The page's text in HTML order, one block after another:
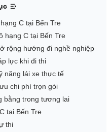
C tại Bến Tre
hạng C tại Bến Tre
rộng hướng đi nghề nghiệp
lực khi đi thi
năng lái xe thực tế
chi phí trọn gói
bằng trong tương lai
tại Bến Tre
thi